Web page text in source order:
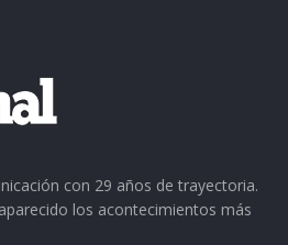
con 29 años de trayectoria.
los acontecimientos más